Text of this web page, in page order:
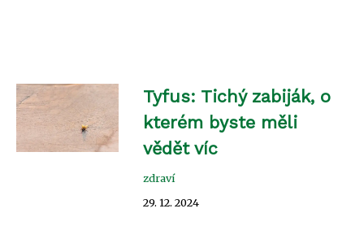
Tyfus: Tichý zabiják, o
kterém byste měli
vědět víc
zdraví
29. 12. 2024